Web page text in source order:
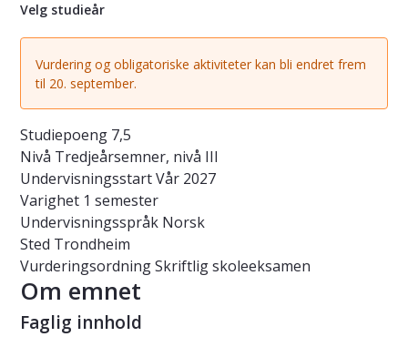
Velg studieår
Vurdering og obligatoriske aktiviteter kan bli endret frem
til 20. september.
Studiepoeng 7,5
Nivå Tredjeårsemner, nivå III
UndervisningsstartVår 2027
Varighet 1 semester
Undervisningsspråk Norsk
Sted Trondheim
VurderingsordningSkriftlig skoleeksamen
Om emnet
Faglig innhold